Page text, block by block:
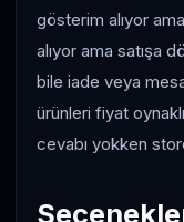
gösterim alıyor
alıyor ama satışa
bile iade veya
ürünleri fiyat
cevabı yokken